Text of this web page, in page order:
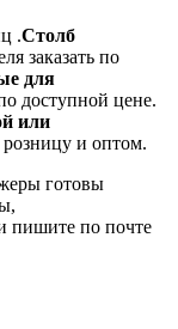
.Столб
заказать по
для
доступной цене.
или
и оптом.
готовы
пишите по почте